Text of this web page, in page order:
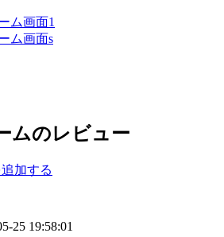
ムのレビュー
加する
25 19:58:01